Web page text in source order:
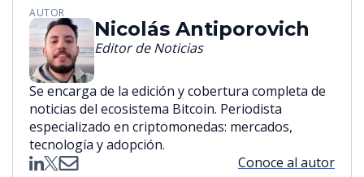
AUTOR
Nicolás Antiporovich
Editor de Noticias
Se encarga de la edición y cobertura completa de
noticias del ecosistema Bitcoin. Periodista
especializado en criptomonedas: mercados,
tecnología y adopción.
Conoce al autor